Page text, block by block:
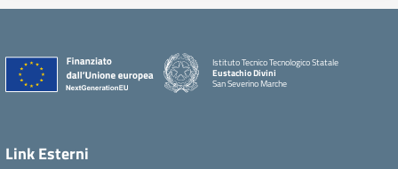
Istituto Tecnico Tecnologico Statale
Eustachio Divini
San Severino Marche
Link Esterni